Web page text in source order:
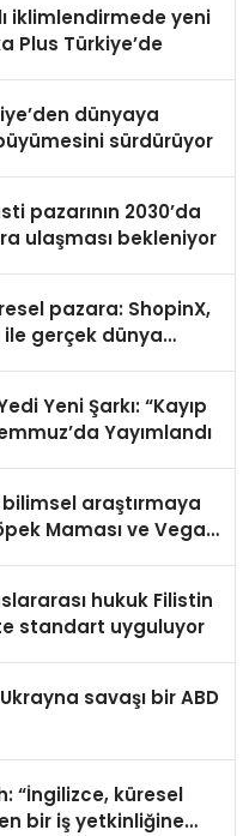
iklimlendirmede yeni
Plus Türkiye’de
dünyaya
sürdürüyor
pazarının 2030’da
ulaşması bekleniyor
pazara: ShopinX,
gerçek dünya
Yeni Şarkı: “Kayıp
Yayımlandı
bilimsel araştırmaya
Maması ve Vegan
hukuk Filistin
standart uyguluyor
savaşı bir ABD
“İngilizce, küresel
bir iş yetkinliğine